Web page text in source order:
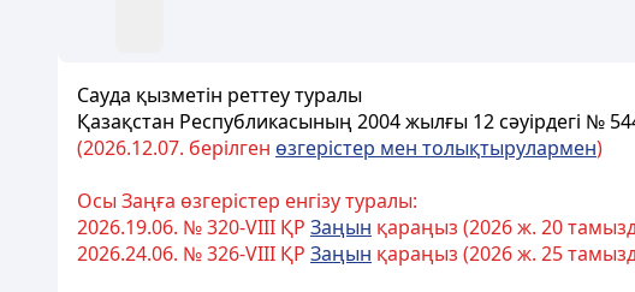
Сауда қызметін реттеу туралы
Қазақстан Республикасының 2004 жылғы 12 сәуірдегі №
(2026.12.07. берілген өзгерістер мен толықтырулармен)
Осы Заңға өзгерістер енгізу туралы:
2026.19.06. № 320-VIII ҚР Заңын қараңыз (2026 ж. 20
2026.24.06. № 326-VIII ҚР Заңын қараңыз (2026 ж. 25